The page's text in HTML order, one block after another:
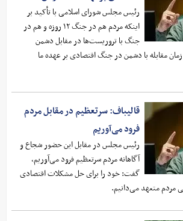
رئیس مجلس شورای اسلامی با تأکید بر
اینکه مردم هم در جنگ ۱۲ روزه و هم در
جنگ با تروریست‌ها در مقابل دشمن
مقابله با دشمن در جنگ اقتصادی بر عهده ما
قالیباف: سرتعظیم در مقابل مردم
فرود می‌آوریم
رئیس مجلس در مقابل این حضور شجاع و
آگاهانه مردم سرتعظیم فرود می‌آوریم،
گفت: خود را برای حل مشکلات اقتصادی
مردم متعهد می‌دانیم.